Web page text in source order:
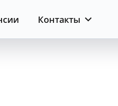
Контакты